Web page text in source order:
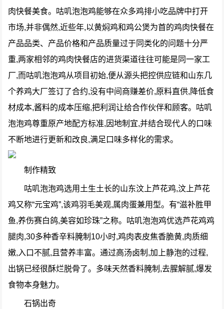
肉快餐美食。咕叽泡泡鸡能够在众多鸡排小吃品牌中打开
市场,并非偶然,近些年,以黄焖鸡和鸡公煲为首的鸡肉快餐在
产品品类、产品价格和产品质量过于同类化的问题十分严
重,两家相邻的鸡肉快餐店的进货渠道往往可能是同一家工
厂,而咕叽泡泡鸡从项目初始,便从源头把控供应链和山东几
个养鸡大厂签订了合约,没有中间商赚差价,原料直供,降低食
材成本,酱料的成本压缩,把利润让给合作伙伴和顾客。咕叽
泡泡鸡尊重原产地配方标准,因地制宜,并结合现代人的口味
不断地进行更新和改良,满足口味多样化的需求。
制作精致
咕叽泡泡鸡选用土生土长的山东汶上芦花鸡,汶上芦花
鸡又称“元宝鸡”,该鸡羽毛美观,属肉蛋兼用型。有“滋补胜甲
鱼,养伤赛白鸽,美容如珍珠”之称。咕叽泡泡鸡优选芦花鸡鸡
腿肉,30多种香辛料腌制10小时,鸡肉表皮焦香脆黄,肉质细
嫩,入口不腻,且营养丰富。通过高汤卤制,加上静泡的过程,
出锅已经很酥烂脱骨了。多味天然香料腌制,去腥解腻,爆发
食物本身魅力。
石锅出奇